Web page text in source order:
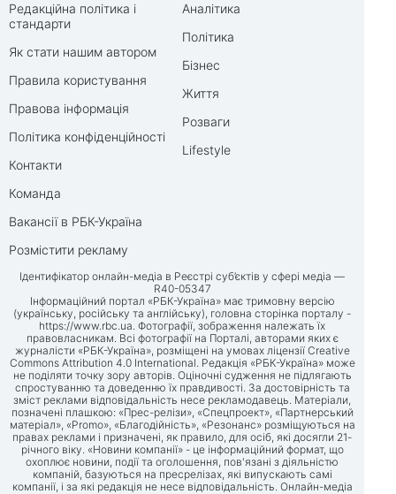
Редакційна політика і
стандарти
Як стати нашим автором
Правила користування
Правова інформація
Політика конфіденційності
Контакти
Команда
Вакансії в РБК-Україна
Розмістити рекламу
Аналітика
Політика
Бізнес
Життя
Розваги
Lifestyle
Ідентифікатор онлайн-медіа в Реєстрі суб’єктів у сфері медіа —
R40-05347
Інформаційний портал «РБК-Україна» має тримовну версію
(українську, російську та англійську), головна сторінка порталу -
https://www.rbc.ua. Фотографії, зображення належать їх
правовласникам. Всі фотографії на Порталі, авторами яких є
журналісти «РБК-Україна», розміщені на умовах ліцензії Creative
Commons Attribution 4.0 International. Редакція «РБК-Україна» може
не поділяти точку зору авторів. Оціночні судження не підлягають
спростуванню та доведенню їх правдивості. За достовірність та
зміст реклами відповідальність несе рекламодавець. Матеріали,
позначені плашкою: «Прес-релізи», «Спецпроект», «Партнерський
матеріал», «Promo», «Благодійність», «Резонанс» розміщуються на
правах реклами і призначені, як правило, для осіб, які досягли 21-
річного віку. «Новини компанії» - це інформаційний формат, що
охоплює новини, події та оголошення, пов'язані з діяльністю
компаній, базуються на пресрелізах, які випускають самі
компанії, і за які редакція не несе відповідальність. Онлайн-медіа